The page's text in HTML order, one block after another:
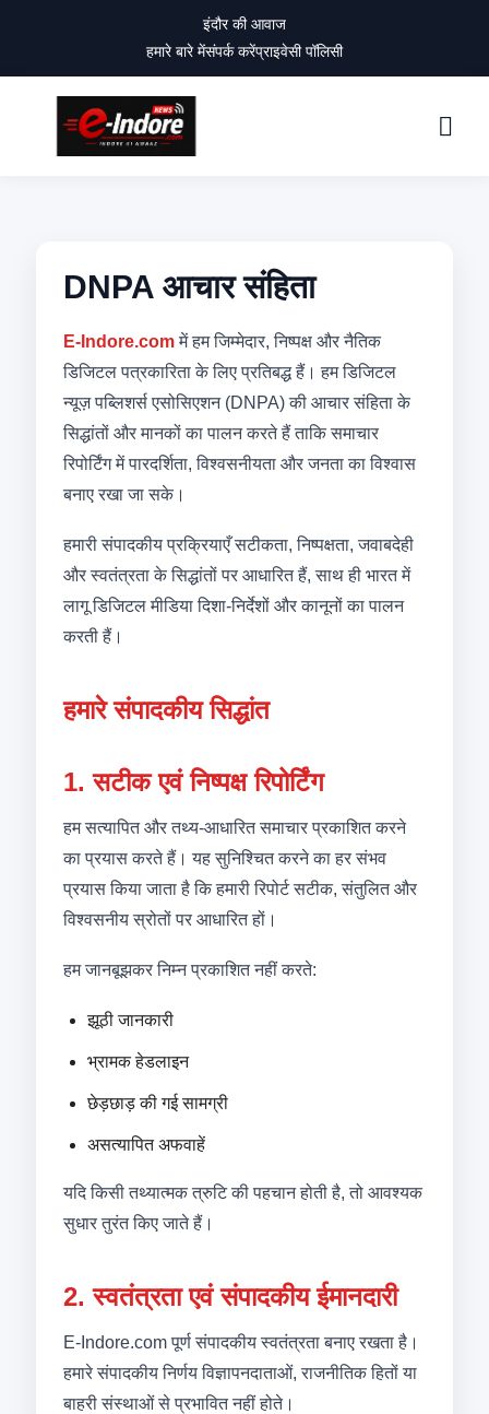
इंदौर की आवाज
हमारे बारे मेंसंपर्क करेंप्राइवेसी पॉलिसी
DNPA आचार संहिता
E-Indore.comमें हम जिम्मेदार, निष्पक्ष और नैतिक
डिजिटल पत्रकारिता के लिए प्रतिबद्ध हैं। हम डिजिटल
न्यूज़ पब्लिशर्स एसोसिएशन (DNPA) की आचार संहिता के
सिद्धांतों और मानकों का पालन करते हैं ताकि समाचार
रिपोर्टिंग में पारदर्शिता, विश्वसनीयता और जनता का विश्वास
बनाए रखा जा सके।
हमारी संपादकीय प्रक्रियाएँ सटीकता, निष्पक्षता, जवाबदेही
और स्वतंत्रता के सिद्धांतों पर आधारित हैं, साथ ही भारत में
लागू डिजिटल मीडिया दिशा-निर्देशों और कानूनों का पालन
करती हैं।
हमारे संपादकीय सिद्धांत
1. सटीक एवं निष्पक्ष रिपोर्टिंग
हम सत्यापित और तथ्य-आधारित समाचार प्रकाशित करने
का प्रयास करते हैं। यह सुनिश्चित करने का हर संभव
प्रयास किया जाता है कि हमारी रिपोर्ट सटीक, संतुलित और
विश्वसनीय स्रोतों पर आधारित हों।
हम जानबूझकर निम्न प्रकाशित नहीं करते:
झूठी जानकारी
भ्रामक हेडलाइन
छेड़छाड़ की गई सामग्री
असत्यापित अफवाहें
यदि किसी तथ्यात्मक त्रुटि की पहचान होती है, तो आवश्यक
सुधार तुरंत किए जाते हैं।
2. स्वतंत्रता एवं संपादकीय ईमानदारी
E-Indore.com पूर्ण संपादकीय स्वतंत्रता बनाए रखता है।
हमारे संपादकीय निर्णय विज्ञापनदाताओं, राजनीतिक हितों या
बाहरी संस्थाओं से प्रभावित नहीं होते।